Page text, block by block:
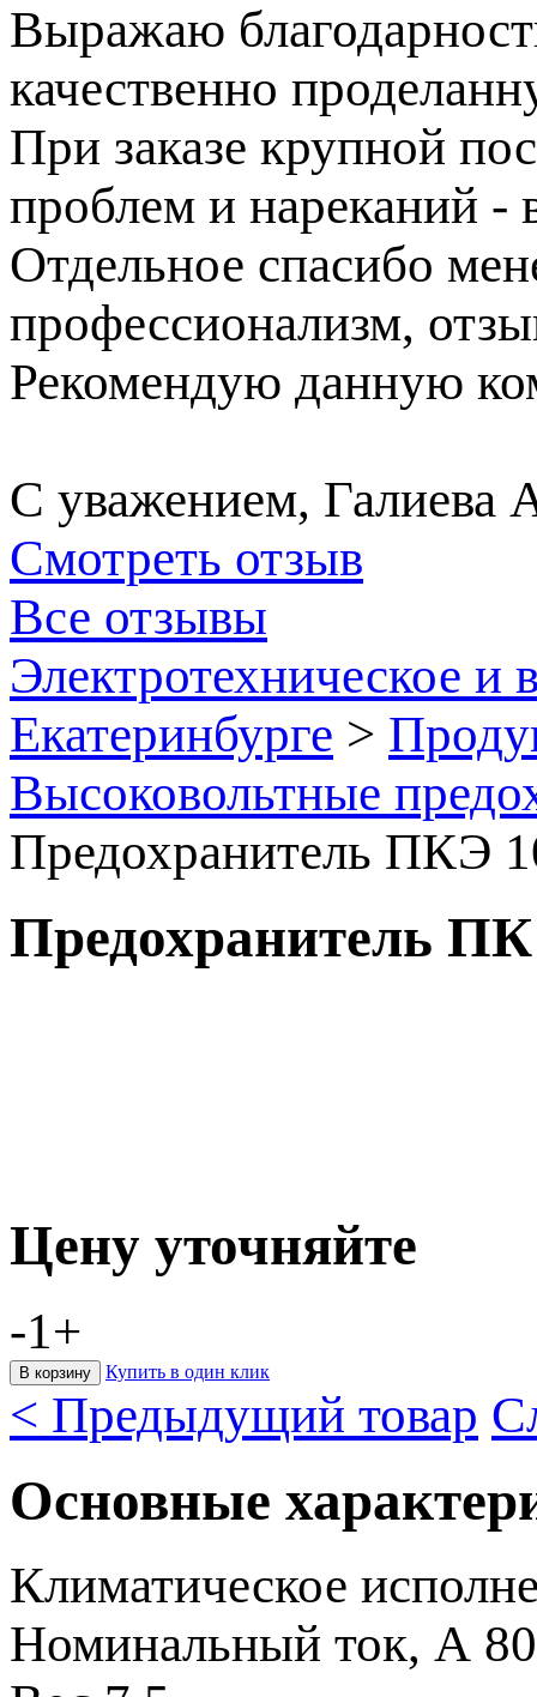
Выражаю
качественно
При заказе крупной
проблем и нареканий -
Отдельное спасибо
профессионализм,
Рекомендую данную
С уважением, Галиева
Смотреть отзыв
Все отзывы
Электротехническое и
Екатеринбурге >
Высоковольтные
Предохранитель ПКЭ
Предохранитель
Цену уточняйте
-1+
Купить в один клик
< Предыдущий товар
Основные
Климатическое
Номинальный ток, А 80